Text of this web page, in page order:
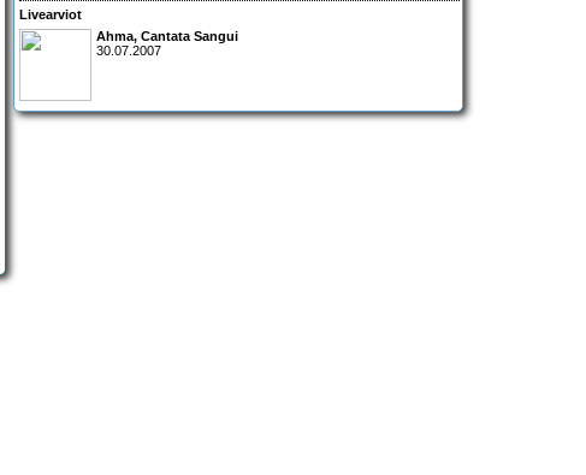
Livearviot
Ahma, Cantata Sangui
30.07.2007